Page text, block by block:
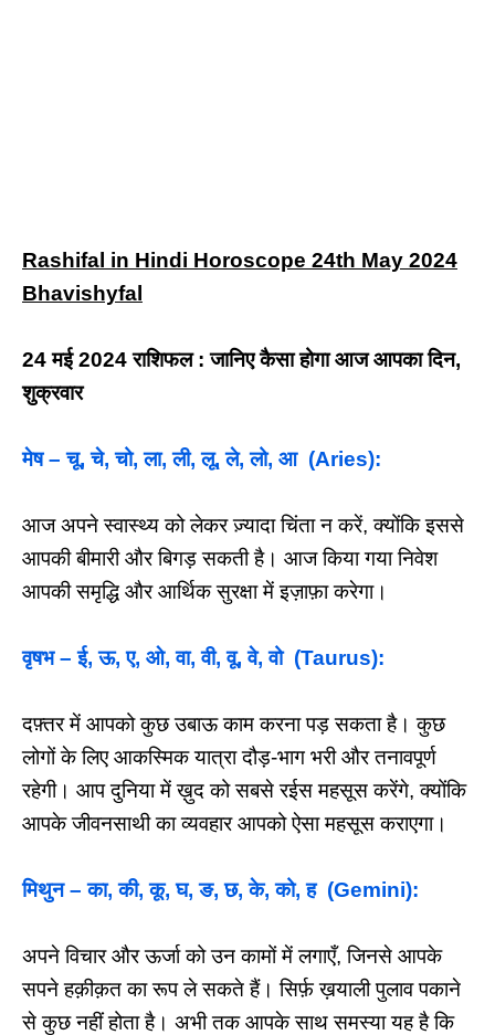
Rashifal in Hindi Horoscope 24th May 2024
Bhavishyfal
24 मई 2024 राशिफल : जानिए कैसा होगा आज आपका दिन,
शुक्रवार
मेष – चू, चे, चो, ला, ली, लू, ले, लो, आ (Aries):
आज अपने स्वास्थ्य को लेकर ज़्यादा चिंता न करें, क्योंकि इससे
आपकी बीमारी और बिगड़ सकती है। आज किया गया निवेश
आपकी समृद्धि और आर्थिक सुरक्षा में इज़ाफ़ा करेगा।
वृषभ – ई, ऊ, ए, ओ, वा, वी, वू, वे, वो (Taurus):
दफ़्तर में आपको कुछ उबाऊ काम करना पड़ सकता है। कुछ
लोगों के लिए आकस्मिक यात्रा दौड़-भाग भरी और तनावपूर्ण
रहेगी। आप दुनिया में ख़ुद को सबसे रईस महसूस करेंगे, क्योंकि
आपके जीवनसाथी का व्यवहार आपको ऐसा महसूस कराएगा।
मिथुन – का, की, कू, घ, ङ, छ, के, को, ह (Gemini):
अपने विचार और ऊर्जा को उन कामों में लगाएँ, जिनसे आपके
सपने हक़ीक़त का रूप ले सकते हैं। सिर्फ़ ख़याली पुलाव पकाने
से कुछ नहीं होता है। अभी तक आपके साथ समस्या यह है कि